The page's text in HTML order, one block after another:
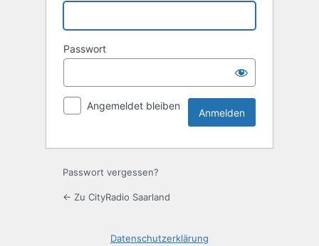
Passwort
Angemeldet bleiben
Passwort vergessen?
← Zu CityRadio Saarland
Datenschutzerklärung